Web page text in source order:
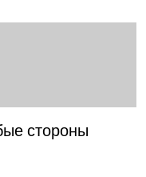
стороны